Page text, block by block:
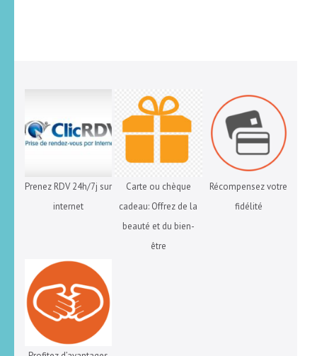
Prenez RDV 24h/7j sur
internet
Carte ou chèque
cadeau: Offrez de la
beauté et du bien-
être
Récompensez votre
fidélité